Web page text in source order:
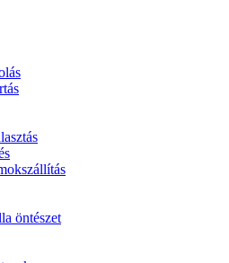
öntészet